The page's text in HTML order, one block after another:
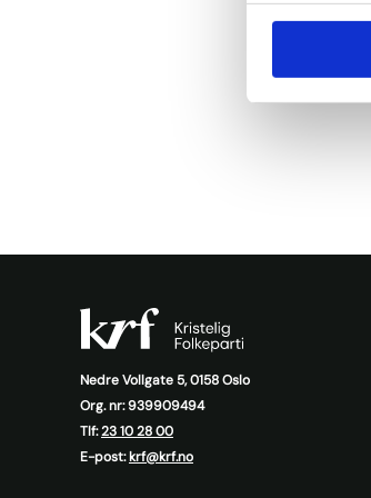
Nedre Vollgate 5, 0158 Oslo
Org. nr: 939909494
Tlf:23 10 28 00
E-post:krf@krf.no